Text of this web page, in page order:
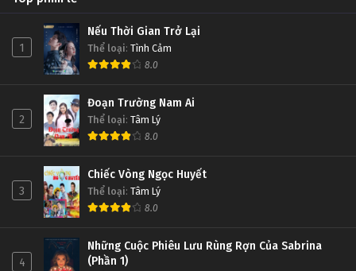
1
Nếu Thời Gian Trở Lại
Thể loại: Tình Cảm
8.0
2
Đoạn Trường Nam Ai
Thể loại: Tâm Lý
8.0
3
Chiếc Vòng Ngọc Huyết
Thể loại: Tâm Lý
8.0
4
Những Cuộc Phiêu Lưu Rùng Rợn Của Sabrina
(Phần 1)